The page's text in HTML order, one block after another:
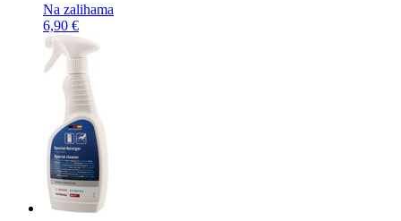
Na zalihama
6,90 €